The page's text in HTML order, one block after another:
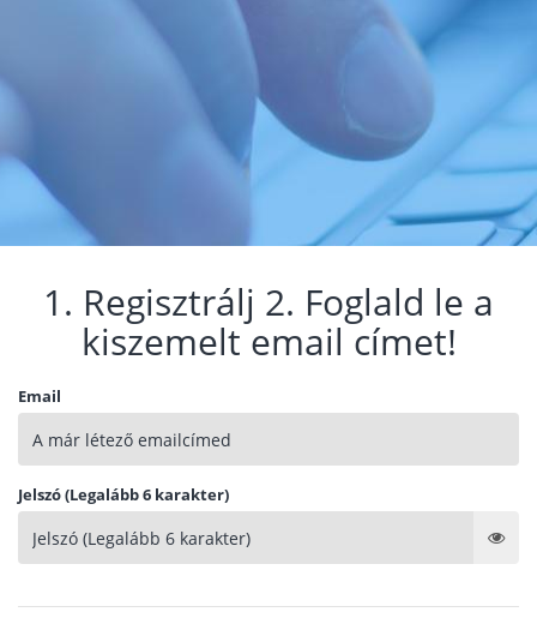
1. Regisztrálj 2. Foglald le a
kiszemelt email címet!
Email
Jelszó (Legalább 6 karakter)